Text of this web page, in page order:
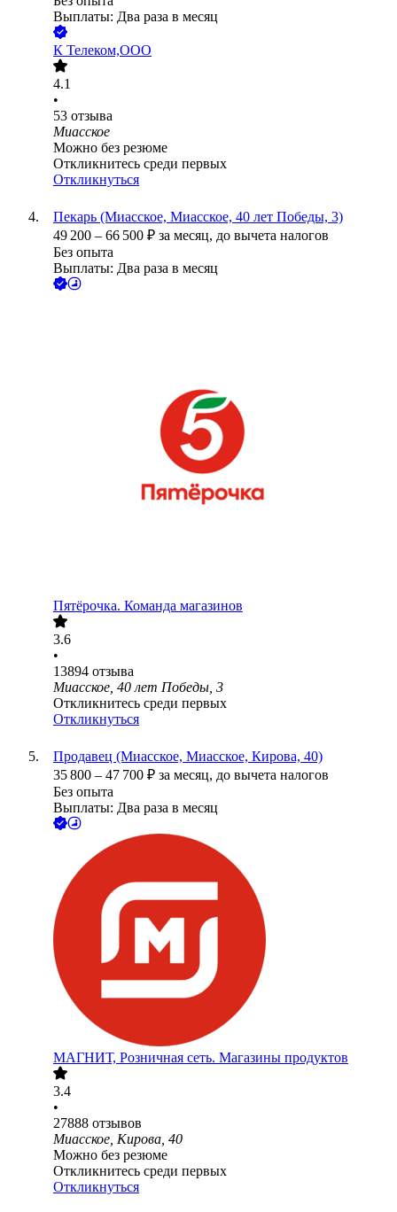
Выплаты: Два раза в месяц
К Телеком,ООО
4.1
•
53 отзыва
Миасское
Можно без резюме
Откликнитесь среди первых
Откликнуться
Пекарь (Миасское, Миасское, 40 лет Победы, 3)
49 200 – 66 500 ₽ за месяц, до вычета налогов
Без опыта
Выплаты: Два раза в месяц
Пятёрочка. Команда магазинов
3.6
•
13894 отзыва
Миасское, 40 лет Победы, 3
Откликнитесь среди первых
Откликнуться
Продавец (Миасское, Миасское, Кирова, 40)
35 800 – 47 700 ₽ за месяц, до вычета налогов
Без опыта
Выплаты: Два раза в месяц
МАГНИТ, Розничная сеть. Магазины продуктов
3.4
•
27888 отзывов
Миасское, Кирова, 40
Можно без резюме
Откликнитесь среди первых
Откликнуться